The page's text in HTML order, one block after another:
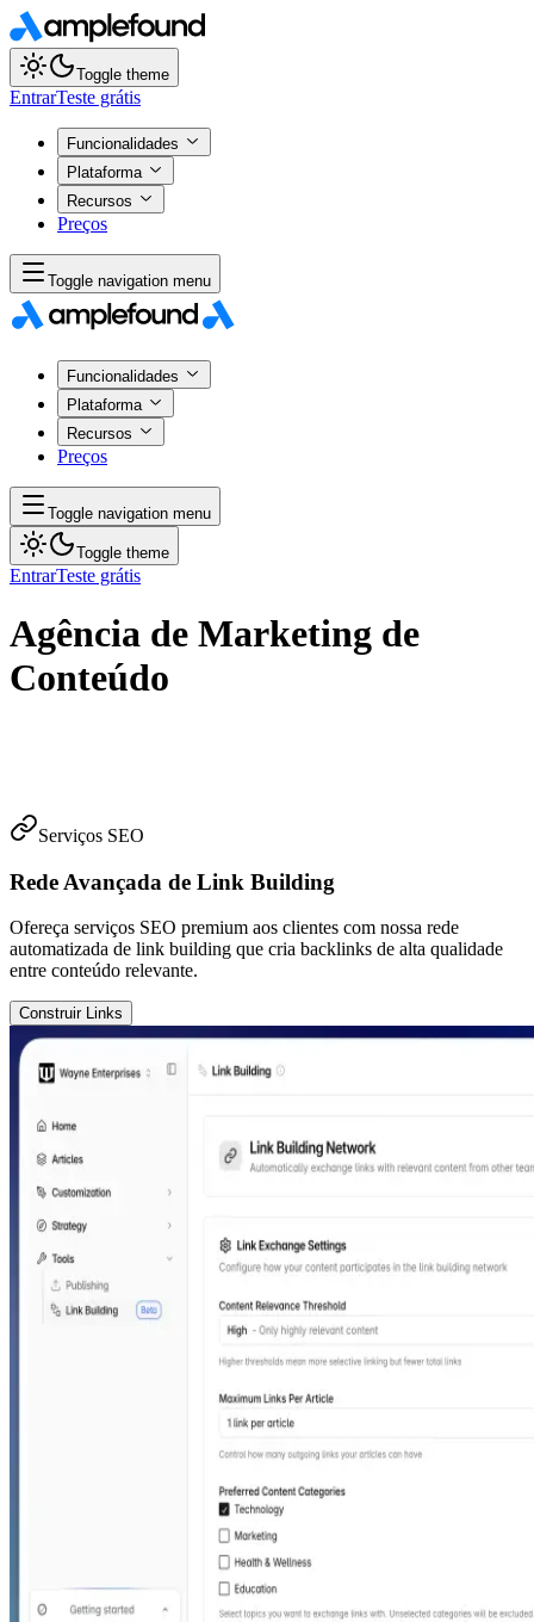
Toggle theme
EntrarTeste grátis
Funcionalidades
Plataforma
Recursos
Preços
Toggle navigation menu
Funcionalidades
Plataforma
Recursos
Preços
Toggle navigation menu
Toggle theme
EntrarTeste grátis
Agência de Marketing de
Conteúdo
Serviços SEO
Rede Avançada de Link Building
Ofereça serviços SEO premium aos clientes com nossa rede
automatizada de link building que cria backlinks de alta qualidade
entre conteúdo relevante.
Construir Links